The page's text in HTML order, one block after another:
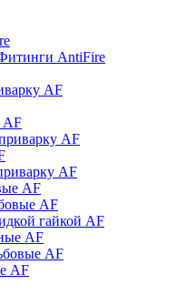
AntiFire
AF
AF
AF
AF
AF
AF
гайкой AF
AF
AF
AF